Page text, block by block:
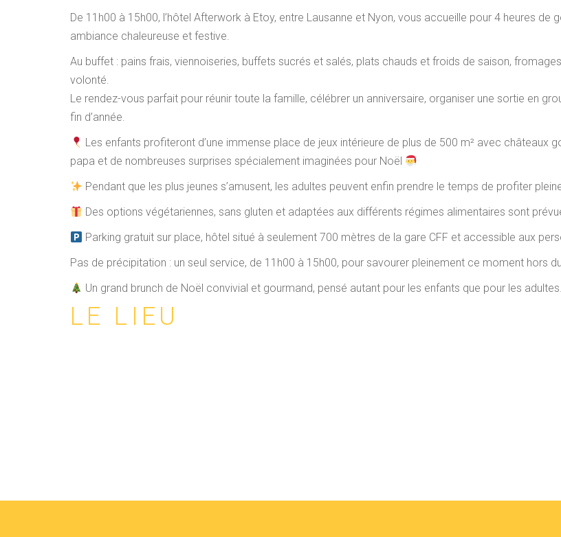
De 11h00 à 15h00, l’hôtel Afterwork à Etoy, entre Lausanne et Nyon, vous accueille pour 4 heures de
ambiance chaleureuse et festive.
Au buffet : pains frais, viennoiseries, buffets sucrés et salés, plats chauds et froids de saison,
volonté.
Le rendez-vous parfait pour réunir toute la famille, célébrer un anniversaire, organiser une sortie en
fin d’année.
Les enfants profiteront d’une immense place de jeux intérieure de plus de 500 m² avec châteaux
papa et de nombreuses surprises spécialement imaginées pour Noël
Pendant que les plus jeunes s’amusent, les adultes peuvent enfin prendre le temps de profiter
Des options végétariennes, sans gluten et adaptées aux différents régimes alimentaires sont
Parking gratuit sur place, hôtel situé à seulement 700 mètres de la gare CFF et accessible aux
Pas de précipitation : un seul service, de 11h00 à 15h00, pour savourer pleinement ce moment hors
Un grand brunch de Noël convivial et gourmand, pensé autant pour les enfants que pour les adultes.
LE LIEU